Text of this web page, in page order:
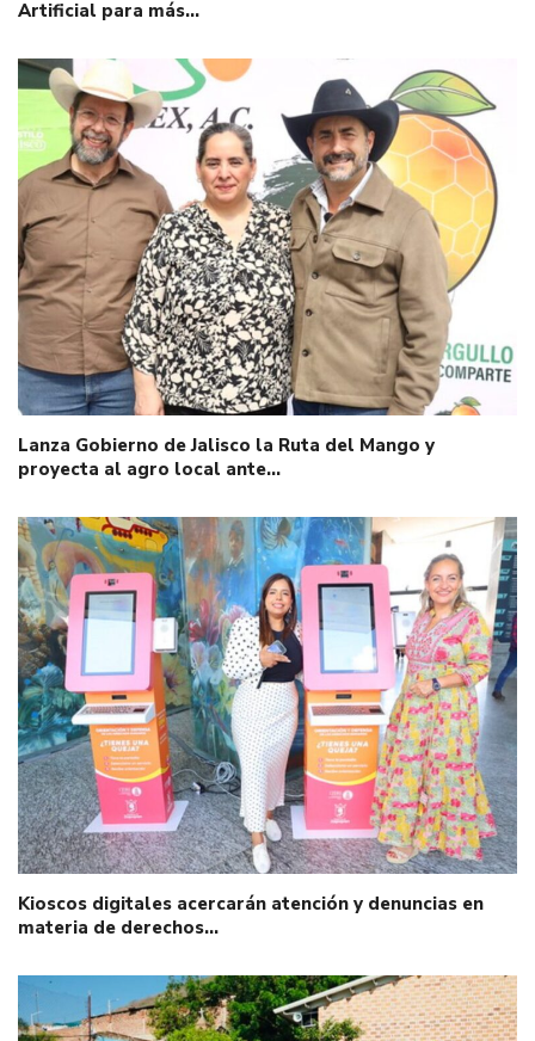
Artificial para más…
Lanza Gobierno de Jalisco la Ruta del Mango y
proyecta al agro local ante…
Kioscos digitales acercarán atención y denuncias en
materia de derechos…